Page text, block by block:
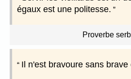
égaux est une politesse.
Proverbe
Il n'est bravoure sans brave